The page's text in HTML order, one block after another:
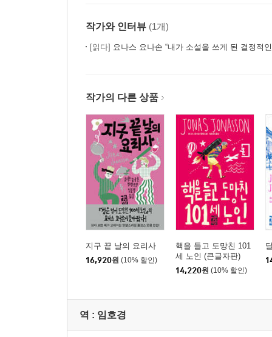
작가와 인터뷰 (1개)
[읽다] 요나스 요나손 “내가 소설을 쓰게 된 결정적
작가의 다른 상품
지구 끝 날의 요리사
16,920원 (10% 할인)
핵을 들고 도망친 101
세 노인 (큰글자판)
14,220원 (10% 할인)
역 : 임호경